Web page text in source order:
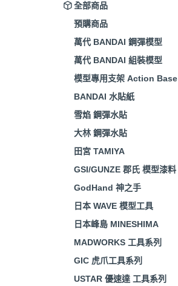
全部商品
預購商品
萬代 BANDAI 鋼彈模型
萬代 BANDAI 組裝模型
模型專用支架 Action Base
BANDAI 水貼紙
雪焰 鋼彈水貼
大林 鋼彈水貼
田宮 TAMIYA
GSI/GUNZE 郡氏 模型漆料
GodHand 神之手
日本 WAVE 模型工具
日本峰島 MINESHIMA
MADWORKS 工具系列
GIC 虎爪工具系列
USTAR 優速達 工具系列